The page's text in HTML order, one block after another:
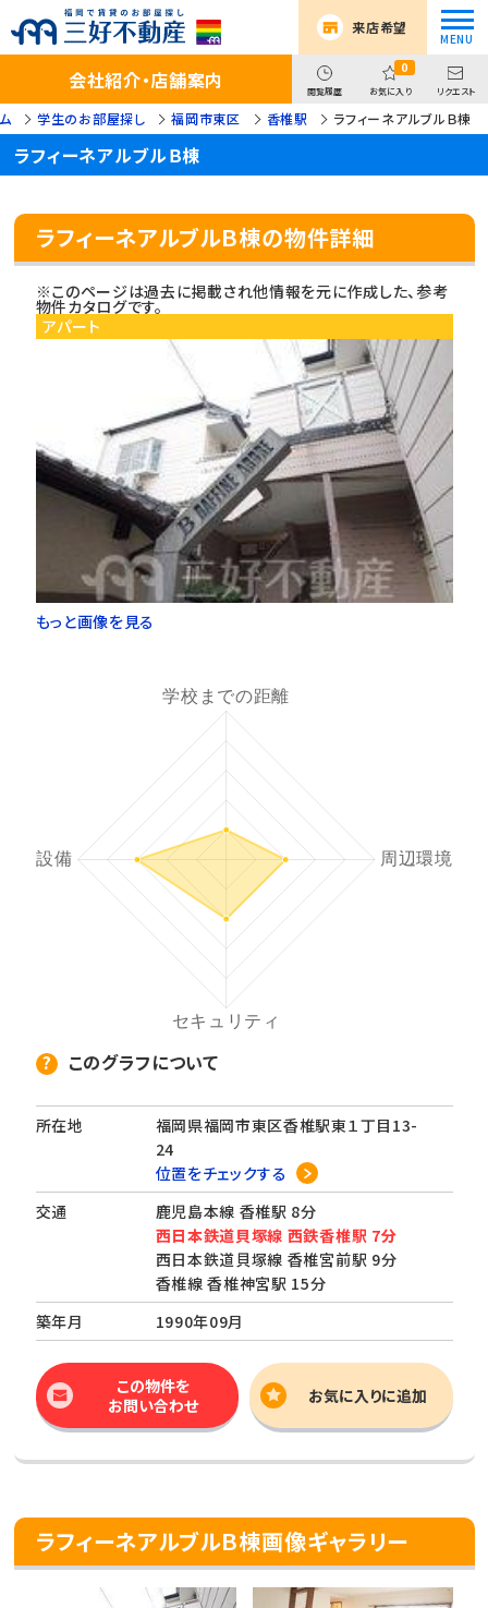
来店希望
会社紹介・店舗案内 閲覧履歴
0
お気に入り リクエスト
学生のお部屋探し 福岡市東区 香椎駅 ラフィーネアルブルＢ棟
ラフィーネアルブルＢ棟
ラフィーネアルブルＢ棟の物件詳細
※このページは過去に掲載され他情報を元に作成した、参考
物件カタログです。
アパート
もっと画像を見る
このグラフについて
所在地
福岡県福岡市東区香椎駅東１丁目13-
24
位置をチェックする
交通
鹿児島本線 香椎駅 8分
西日本鉄道貝塚線 西鉄香椎駅 7分
西日本鉄道貝塚線 香椎宮前駅 9分
香椎線 香椎神宮駅 15分
築年月
1990年09月
この物件を
お問い合わせ
お気に入りに追加
ラフィーネアルブルＢ棟画像ギャラリー